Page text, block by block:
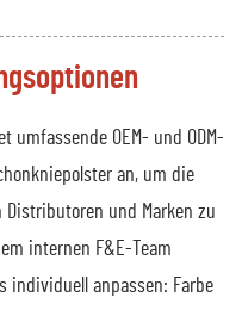
umfassende OEM- und ODM-
an, um die
und Marken zu
internen F&E-Team
individuell anpassen: Farbe